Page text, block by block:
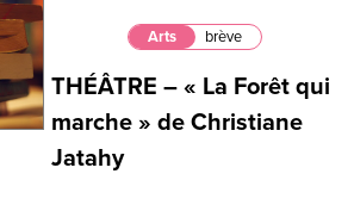
Arts brève
THÉÂTRE – « La Forêt qui
marche » de Christiane
Jatahy